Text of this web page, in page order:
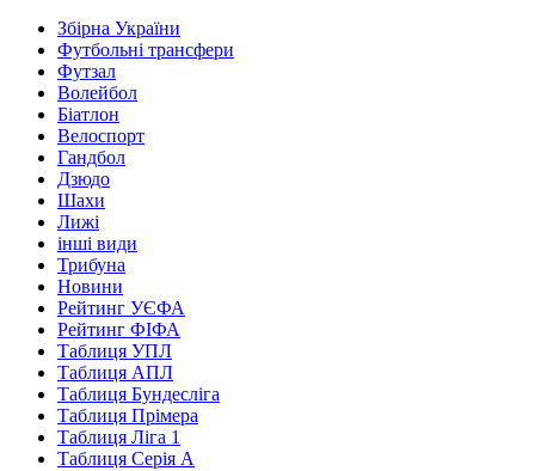
Збірна України
Футбольні трансфери
Футзал
Волейбол
Біатлон
Велоспорт
Гандбол
Дзюдо
Шахи
Лижі
інші види
Трибуна
Новини
Рейтинг УЄФА
Рейтинг ФІФА
Таблиця УПЛ
Таблиця АПЛ
Таблиця Бундесліга
Таблиця Прімера
Таблиця Ліга 1
Таблиця Серія А